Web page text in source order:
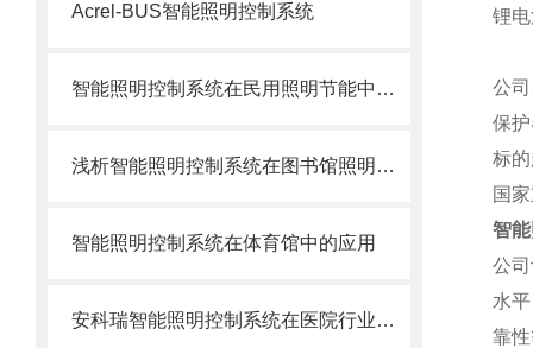
Acrel-BUS智能照明控制系统
智能照明控制系统在民用照明节能中的应用
浅析智能照明控制系统在图书馆照明节能中的应用
智能照明控制系统在体育馆中的应用
安科瑞智能照明控制系统在医院行业的应用
锂
公
保
标
国
智
公
水
靠